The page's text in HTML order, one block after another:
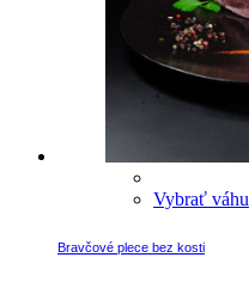
Vybrať váhu
Bravčové plece bez kosti